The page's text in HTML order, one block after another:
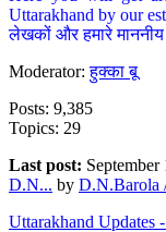
Uttarakhand by our
लेखकों और हमारे
Moderator:हुक्का बू
Posts: 9,385
Topics: 29
Last post:
D.N... by D.N.Barola
Uttarakhand Updates